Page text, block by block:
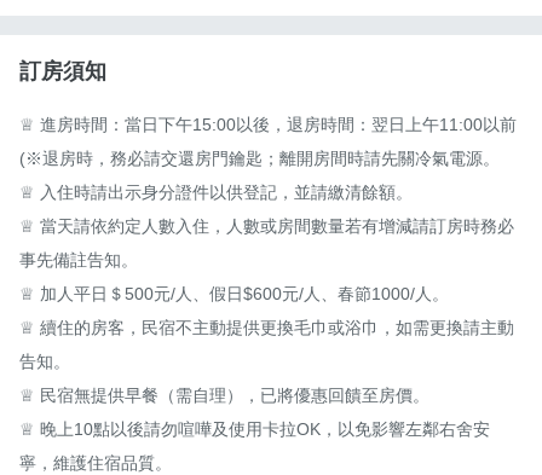
訂房須知
♕ 進房時間：當日下午15:00以後，退房時間：翌日上午11:00以前
(※退房時，務必請交還房門鑰匙；離開房間時請先關冷氣電源。
♕ 入住時請出示身分證件以供登記，並請繳清餘額。
♕ 當天請依約定人數入住，人數或房間數量若有增減請訂房時務必
事先備註告知。
♕ 加人平日＄500元/人、假日$600元/人、春節1000/人。
♕ 續住的房客，民宿不主動提供更換毛巾或浴巾，如需更換請主動
告知。
♕ 民宿無提供早餐（需自理），已將優惠回饋至房價。
♕ 晚上10點以後請勿喧嘩及使用卡拉OK，以免影響左鄰右舍安
寧，維護住宿品質。